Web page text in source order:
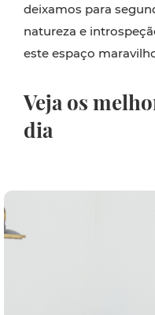
deixamos para
natureza e
este espaço
Veja os
dia